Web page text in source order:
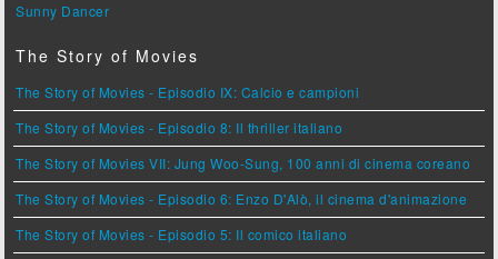
Sunny Dancer
The Story of Movies
The Story of Movies - Episodio IX: Calcio e campioni
The Story of Movies - Episodio 8: Il thriller italiano
The Story of Movies VII: Jung Woo-Sung, 100 anni di cinema coreano
The Story of Movies - Episodio 6: Enzo D'Alò, il cinema d'animazione
The Story of Movies - Episodio 5: Il comico italiano